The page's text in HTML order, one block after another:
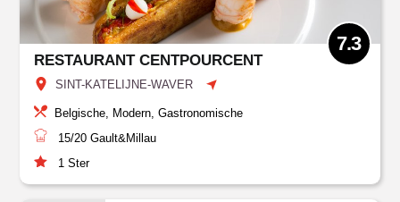
RESTAURANT CENTPOURCENT
SINT-KATELIJNE-WAVER
7.3
Belgische, Modern, Gastronomische
15/20 Gault&Millau
1 Ster